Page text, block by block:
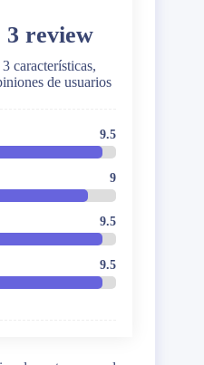
review
características,
de usuarios
9.5
9
9.5
9.5